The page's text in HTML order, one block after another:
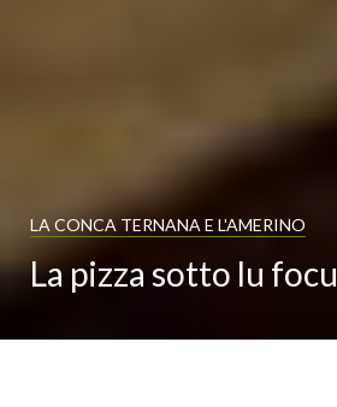
LA CONCA TERNANA E L'AMERINO
La pizza sotto lu focu